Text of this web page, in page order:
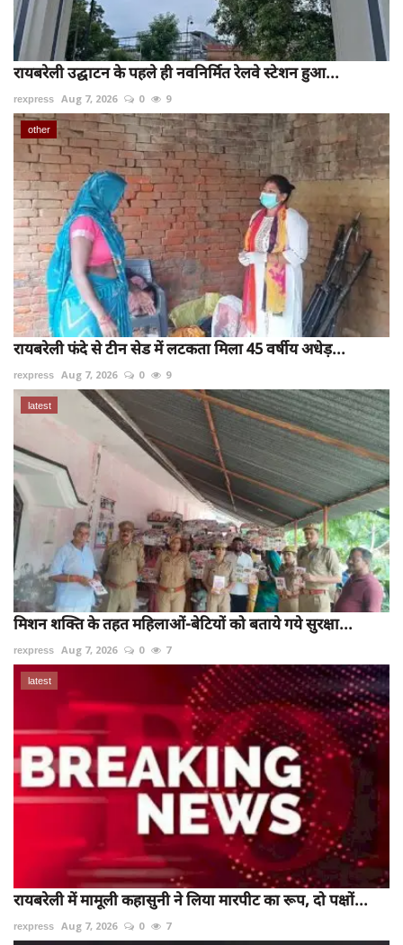
रायबरेली उद्घाटन के पहले ही नवनिर्मित रेलवे स्टेशन हुआ...
rexpress Aug 7, 2026 0 9
other
रायबरेली फंदे से टीन सेड में लटकता मिला 45 वर्षीय अधेड़...
rexpress Aug 7, 2026 0 9
latest
मिशन शक्ति के तहत महिलाओं-बेटियों को बताये गये सुरक्षा...
rexpress Aug 7, 2026 0 7
latest
रायबरेली में मामूली कहासुनी ने लिया मारपीट का रूप, दो पक्षों...
rexpress Aug 7, 2026 0 7